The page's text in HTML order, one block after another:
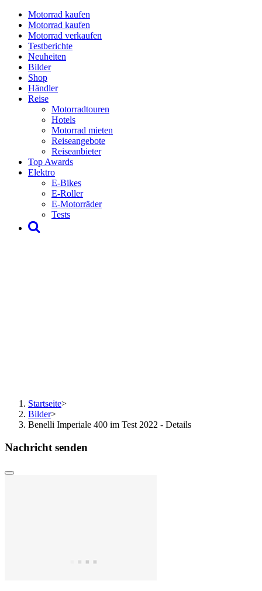
Motorrad kaufen
Motorrad kaufen
Motorrad verkaufen
Testberichte
Neuheiten
Bilder
Shop
Händler
Reise
Motorradtouren
Hotels
Motorrad mieten
Reiseangebote
Reiseanbieter
Top Awards
Elektro
E-Bikes
E-Roller
E-Motorräder
Tests
Startseite>
Bilder>
Benelli Imperiale 400 im Test 2022 - Details
Nachricht senden